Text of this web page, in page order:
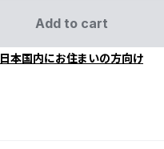
Add to cart
日本国内にお住まいの方向け